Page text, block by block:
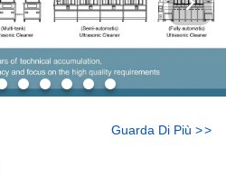
Guarda Di Più >>